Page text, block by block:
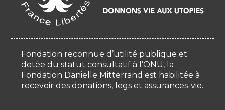
Fondation reconnue d’utilité publique et
dotée du statut consultatif à l’ONU, la
Fondation Danielle Mitterrand est habilitée à
recevoir des donations, legs et assurances-vie.